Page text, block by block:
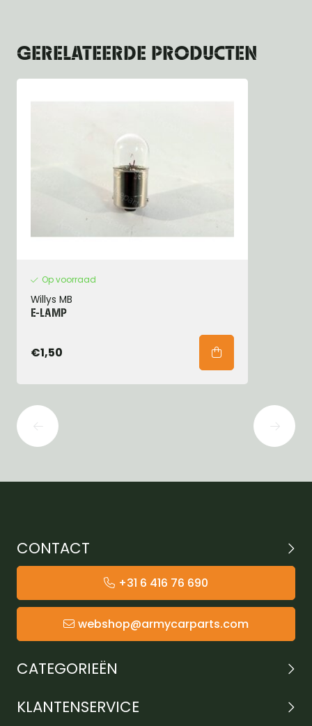
GERELATEERDE PRODUCTEN
Op voorraad
Willys MB
E-LAMP
€1,50
CONTACT
+31 6 416 76 690
webshop@armycarparts.com
CATEGORIEËN
KLANTENSERVICE